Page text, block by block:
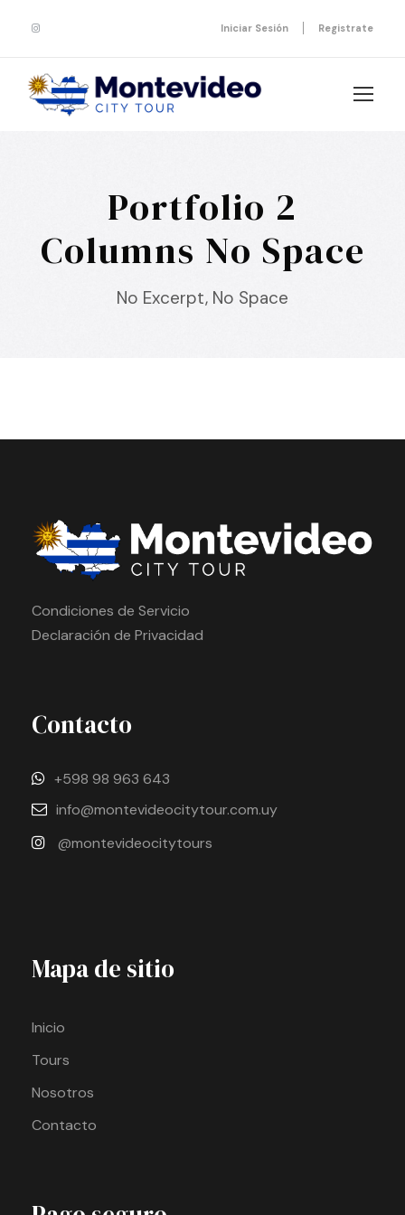
Iniciar Sesión Registrate
Portfolio 2
Columns No Space
No Excerpt, No Space
Condiciones de Servicio
Declaración de Privacidad
Contacto
+598 98 963 643
info@montevideocitytour.com.uy
@montevideocitytours
Mapa de sitio
Inicio
Tours
Nosotros
Contacto